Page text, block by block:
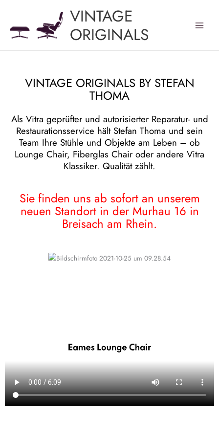
springen
VINTAGE
ORIGINALS
VINTAGE ORIGINALS BY STEFAN
THOMA
Als Vitra geprüfter und autorisierter Reparatur- und
Restaurationsservice hält Stefan Thoma und sein
Team Ihre Stühle und Objekte am Leben – ob
Lounge Chair, Fiberglas Chair oder andere Vitra
Klassiker. Qualität zählt.
Sie finden uns ab sofort an unserem
neuen Standort in der Murhau 16 in
Breisach am Rhein.